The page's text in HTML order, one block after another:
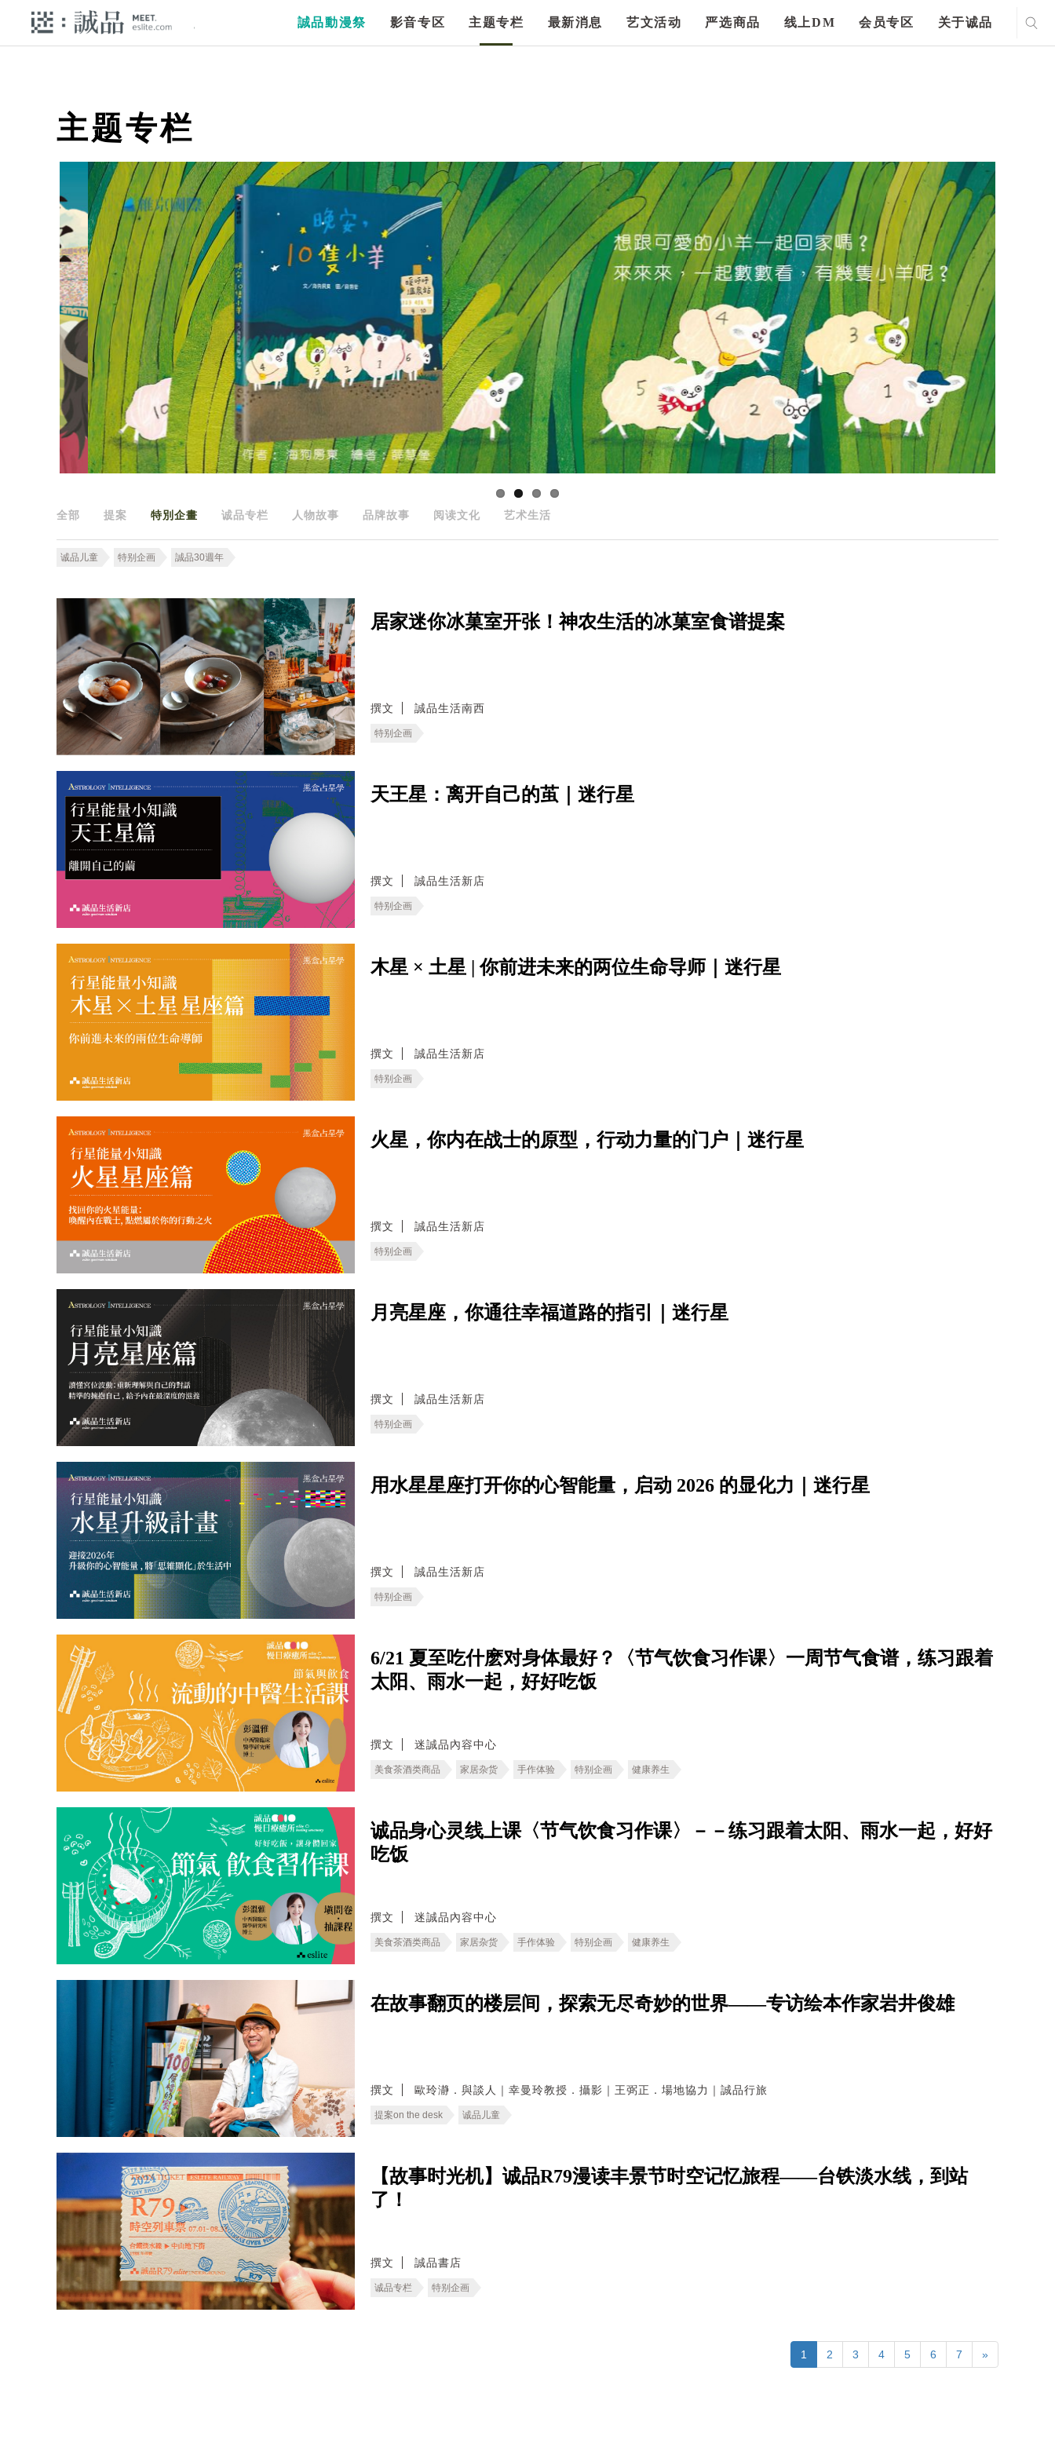
誠品動漫祭 影音专区 主题专栏 最新消息 艺文活动 严选商品 线上DM 会员专区 关于诚品
主题专栏
全部 提案 特別企畫 诚品专栏 人物故事 品牌故事 阅读文化 艺术生活
诚品儿童 特别企画 誠品30週年
居家迷你冰菓室开张！神农生活的冰菓室食谱提案
撰文 誠品生活南西
特别企画
天王星：离开自己的茧｜迷行星
撰文 誠品生活新店
特别企画
木星 × 土星 | 你前进未来的两位生命导师｜迷行星
撰文 誠品生活新店
特别企画
火星，你内在战士的原型，行动力量的门户｜迷行星
撰文 誠品生活新店
特别企画
月亮星座，你通往幸福道路的指引｜迷行星
撰文 誠品生活新店
特别企画
用水星星座打开你的心智能量，启动 2026 的显化力｜迷行星
撰文 誠品生活新店
特别企画
6/21 夏至吃什麽对身体最好？〈节气饮食习作课〉一周节气食谱，练习跟着
太阳、雨水一起，好好吃饭
撰文 迷誠品內容中心
美食茶酒类商品 家居杂货 手作体验 特别企画 健康养生
诚品身心灵线上课〈节气饮食习作课〉－－练习跟着太阳、雨水一起，好好
吃饭
撰文 迷誠品內容中心
美食茶酒类商品 家居杂货 手作体验 特别企画 健康养生
在故事翻页的楼层间，探索无尽奇妙的世界——专访绘本作家岩井俊雄
撰文 歐玲瀞．與談人｜幸曼玲教授．攝影｜王弼正．場地協力｜誠品行旅
提案on the desk 诚品儿童
【故事时光机】诚品R79漫读丰景节时空记忆旅程――台铁淡水线，到站
了！
撰文 誠品書店
诚品专栏 特别企画
1 2 3 4 5 6 7 »